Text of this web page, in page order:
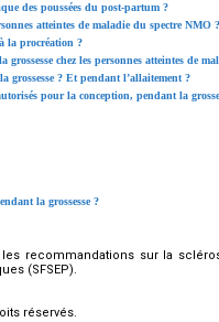
des poussées du post-partum ?
atteintes de maladie du spectre NMO ?
la procréation ?
chez les personnes atteintes de
grossesse ? Et pendant l’allaitement ?
pour la conception, pendant la
la grossesse ?
recommandations sur la
(SFSEP).
réservés.